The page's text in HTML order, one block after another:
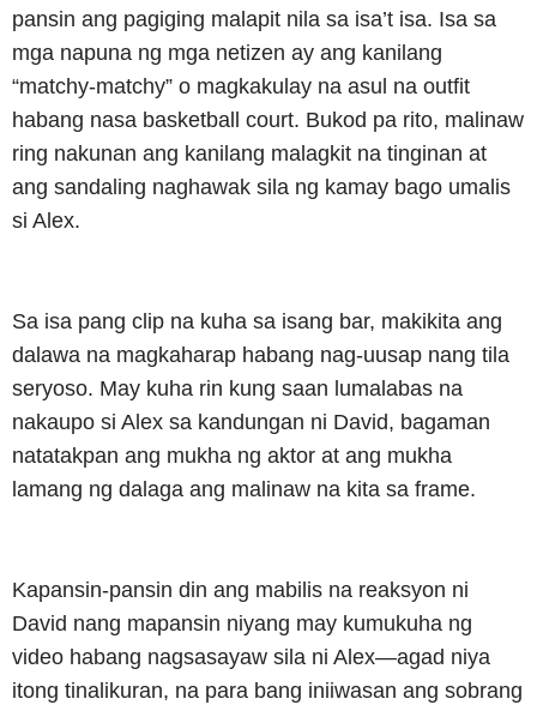
pansin ang pagiging malapit nila sa isa’t isa. Isa sa
mga napuna ng mga netizen ay ang kanilang
“matchy-matchy” o magkakulay na asul na outfit
habang nasa basketball court. Bukod pa rito, malinaw
ring nakunan ang kanilang malagkit na tinginan at
ang sandaling naghawak sila ng kamay bago umalis
si Alex.
Sa isa pang clip na kuha sa isang bar, makikita ang
dalawa na magkaharap habang nag-uusap nang tila
seryoso. May kuha rin kung saan lumalabas na
nakaupo si Alex sa kandungan ni David, bagaman
natatakpan ang mukha ng aktor at ang mukha
lamang ng dalaga ang malinaw na kita sa frame.
Kapansin-pansin din ang mabilis na reaksyon ni
David nang mapansin niyang may kumukuha ng
video habang nagsasayaw sila ni Alex—agad niya
itong tinalikuran, na para bang iniiwasan ang sobrang